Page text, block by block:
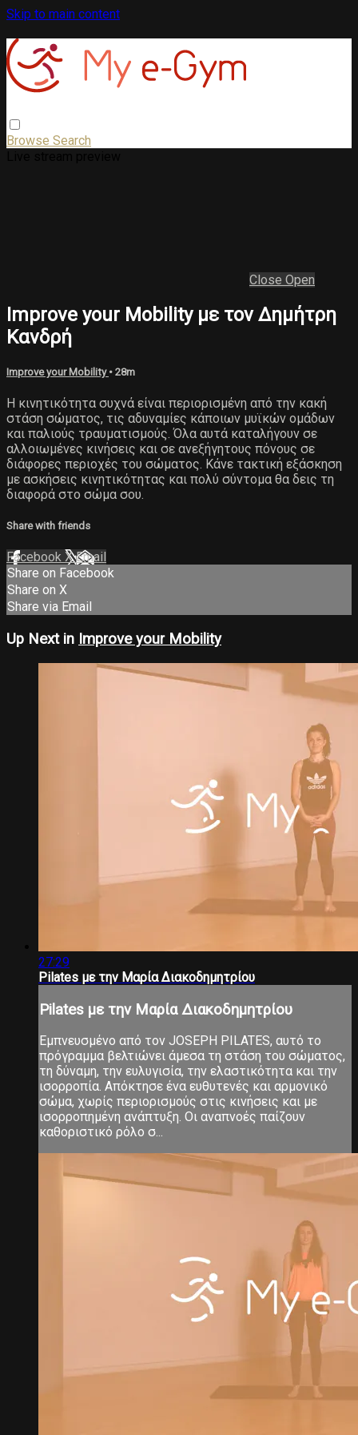
Skip to main content
Browse Search
Close Open
Improve your Mobility με τον Δημήτρη
Κανδρή
Improve your Mobility • 28m
Η κινητικότητα συχνά είναι περιορισμένη από την κακή
στάση σώματος, τις αδυναμίες κάποιων μυϊκών ομάδων
και παλιούς τραυματισμούς. Όλα αυτά καταλήγουν σε
αλλοιωμένες κινήσεις και σε ανεξήγητους πόνους σε
διάφορες περιοχές του σώματος. Κάνε τακτική εξάσκηση
με ασκήσεις κινητικότητας και πολύ σύντομα θα δεις τη
διαφορά στο σώμα σου.
Share with friends
Facebook XEmail
Share on Facebook
Share on X
Share via Email
Up Next in Improve your Mobility
27:29
Pilates με την Μαρία Διακοδημητρίου
Pilates με την Μαρία Διακοδημητρίου
Εμπνευσμένο από τον JOSEPH PILATES, αυτό το
πρόγραμμα βελτιώνει άμεσα τη στάση του σώματος,
τη δύναμη, την ευλυγισία, την ελαστικότητα και την
ισορροπία. Απόκτησε ένα ευθυτενές και αρμονικό
σώμα, χωρίς περιορισμούς στις κινήσεις και με
ισορροπημένη ανάπτυξη. Οι αναπνοές παίζουν
καθοριστικό ρόλο σ...